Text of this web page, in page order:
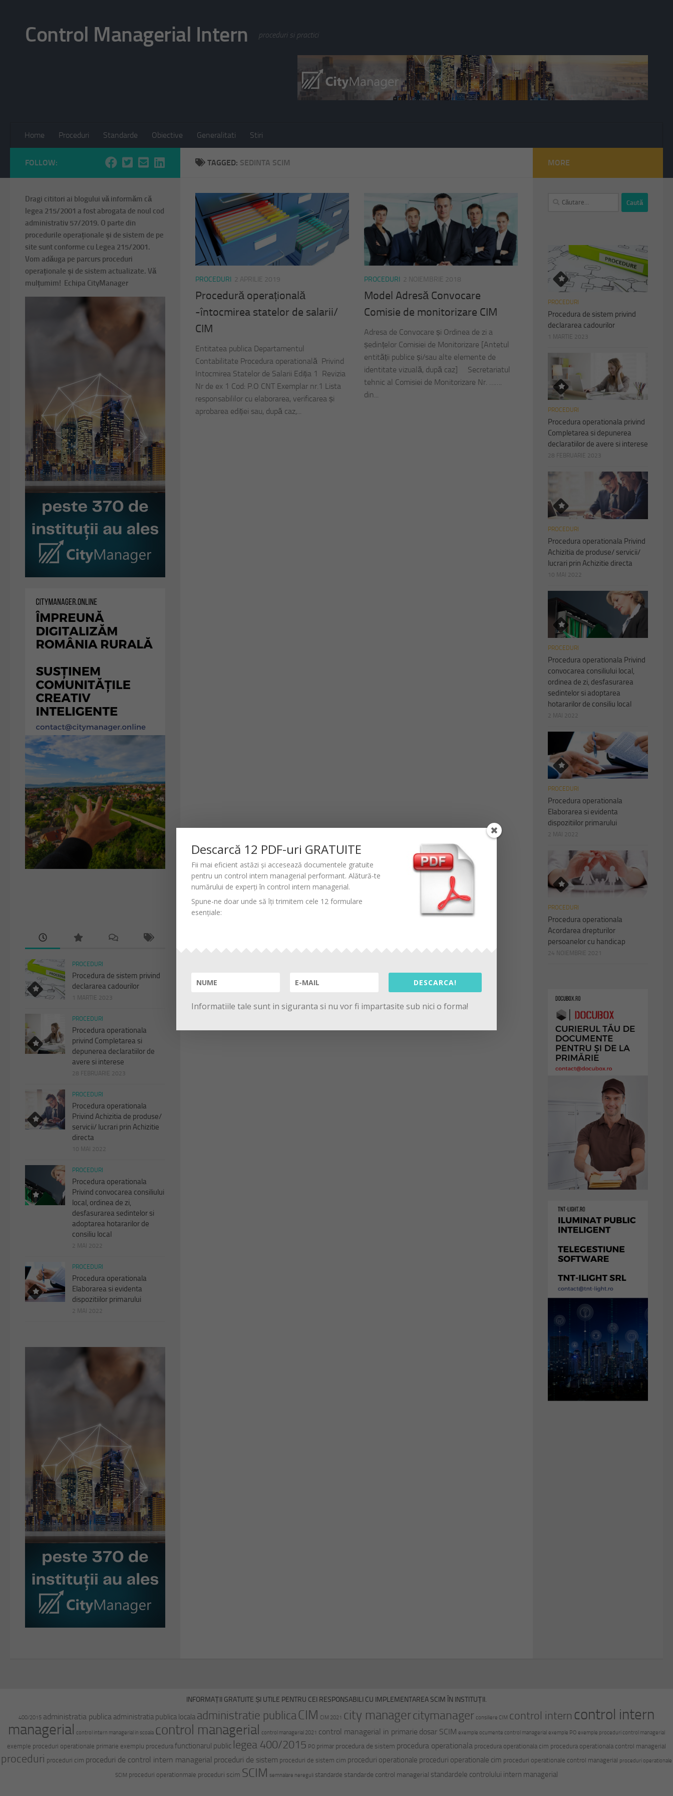
Control Managerial Intern proceduri si practici
Home Proceduri Standarde Obiective Generalitati Stiri
TAGGED: SEDINTA SCIM
PROCEDURI 2 APRILIE 2019
Procedură operațională
-întocmirea statelor de salarii/
CIM
Entitatea publica Departamentul
Contabilitate Procedura operatională Privind
Intocmirea Statelor de Salarii Ediția 1 Revizia
Nr de ex 1 Cod: P.O CNT Exemplar nr.1 Lista
responsabililor cu elaborarea, verificarea și
aprobarea ediției sau, după caz,...
PROCEDURI 2 NOIEMBRIE 2018
Model Adresă Convocare
Comisie de monitorizare CIM
Adresa de Convocare și Ordinea de zi a
ședințelor Comisiei de Monitorizare [Antetul
entității publice și/sau alte elemente de
identitate vizuală, după caz] Secretariatul
tehnic al Comisiei de Monitorizare Nr. …….
din...
FOLLOW:
Dragi cititori ai blogului vă informăm că
legea 215/2001 a fost abrogata de noul cod
administrativ 57/2019. O parte din
procedurile operaționale și de sistem de pe
site sunt conforme cu Legea 215/2001.
Vom adăuga pe parcurs proceduri
operaționale și de sistem actualizate. Vă
mulțumim! Echipa CityManager
PROCEDURI
Procedura de sistem privind
declararea cadourilor
1 MARTIE 2023
PROCEDURI
Procedura operationala
privind Completarea si
depunerea declaratiilor de
avere si interese
28 FEBRUARIE 2023
PROCEDURI
Procedura operationala
Privind Achizitia de produse/
servicii/ lucrari prin Achizitie
directa
10 MAI 2022
PROCEDURI
Procedura operationala
Privind convocarea consiliului
local, ordinea de zi,
desfasurarea sedintelor si
adoptarea hotararilor de
consiliu local
2 MAI 2022
PROCEDURI
Procedura operationala
Elaborarea si evidenta
dispozitiilor primarului
2 MAI 2022
MORE
Caută
PROCEDURI
Procedura de sistem privind
declararea cadourilor
1 MARTIE 2023
PROCEDURI
Procedura operationala privind
Completarea si depunerea
declaratiilor de avere si interese
28 FEBRUARIE 2023
PROCEDURI
Procedura operationala Privind
Achizitia de produse/ servicii/
lucrari prin Achizitie directa
10 MAI 2022
PROCEDURI
Procedura operationala Privind
convocarea consiliului local,
ordinea de zi, desfasurarea
sedintelor si adoptarea
hotararilor de consiliu local
2 MAI 2022
PROCEDURI
Procedura operationala
Elaborarea si evidenta
dispozitiilor primarului
2 MAI 2022
PROCEDURI
Procedura operationala
Acordarea drepturilor
persoanelor cu handicap
24 NOIEMBRIE 2021
INFORMAȚII GRATUITE ȘI UTILE PENTRU CEI RESPONSABILI CU IMPLEMENTAREA SCIM ÎN INSTITUȚII.
400/2015 administratia publica administratia publica locala administratie publicaCIM CIM 2021 city managercitymanager consiliere CIM control intern control intern
managerial control intern managerial in scoala control managerial control managerial 2021 control managerial in primarie dosar SCIM exemple ocumente control managerial exemple PO exemple proceduri control managerial
exemple proceduri operationale primarie exemplu procedura functionarul public legea 400/2015 PO primar procedura de sistem procedura operationala procedura operationala cim procedura operationala control managerial
proceduri proceduri cim proceduri de control intern managerial proceduri de sistem proceduri de sistem cim proceduri operationale proceduri operationale cim proceduri operationale control managerial proceduri operationale
SCIM proceduri operationmale proceduri scim SCIM semnalare nereguli standarde standarde control managerial standardele controlului intern managerial
Descarcă 12 PDF-uri GRATUITE
Fii mai eficient astăzi și accesează documentele gratuite
pentru un control intern managerial performant. Alătură-te
numărului de experți în control intern managerial.
Spune-ne doar unde să îți trimitem cele 12 formulare
esențiale:
DESCARCA!
Informatiile tale sunt in siguranta si nu vor fi impartasite sub nici o forma!